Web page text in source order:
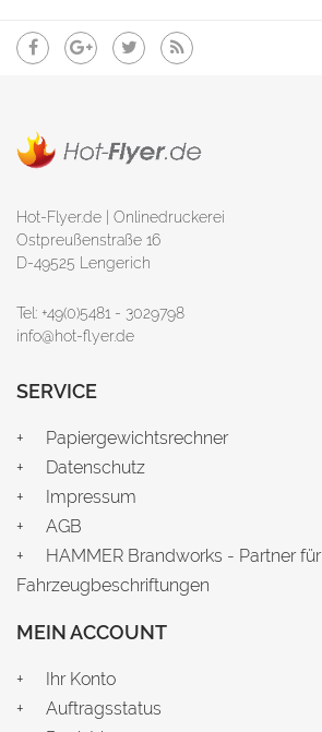
Hot-Flyer.de | Onlinedruckerei
Ostpreußenstraße 16
D-49525 Lengerich
Tel: +49(0)5481 - 3029798
info@hot-flyer.de
SERVICE
Papiergewichtsrechner
Datenschutz
Impressum
AGB
HAMMER Brandworks - Partner für
Fahrzeugbeschriftungen
MEIN ACCOUNT
Ihr Konto
Auftragsstatus